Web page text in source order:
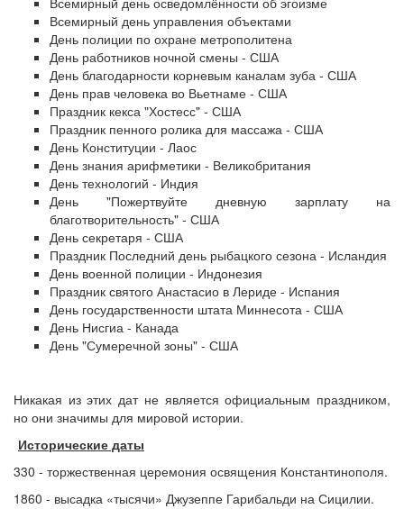
Всемирный день управления объектами
День полиции по охране метрополитена
День работников ночной смены - США
День благодарности корневым каналам зуба - США
День прав человека во Вьетнаме - США
Праздник кекса "Хостесс" - США
Праздник пенного ролика для массажа - США
День Конституции - Лаос
День знания арифметики - Великобритания
День технологий - Индия
День "Пожертвуйте дневную зарплату на
благотворительность" - США
День секретаря - США
Праздник Последний день рыбацкого сезона - Исландия
День военной полиции - Индонезия
Праздник святого Анастасио в Лериде - Испания
День государственности штата Миннесота - США
День Нисгиа - Канада
День "Сумеречной зоны" - США
Никакая из этих дат не является официальным праздником,
но они значимы для мировой истории.
Исторические даты
330 - торжественная церемония освящения Константинополя.
1860 - высадка «тысячи» Джузеппе Гарибальди на Сицилии.